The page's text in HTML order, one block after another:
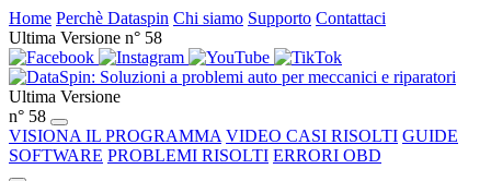
Home Perchè Dataspin Chi siamo Supporto Contattaci
Ultima Versione n° 58
Ultima Versione
n° 58
VISIONA IL PROGRAMMA VIDEO CASI RISOLTI GUIDE
SOFTWARE PROBLEMI RISOLTI ERRORI OBD